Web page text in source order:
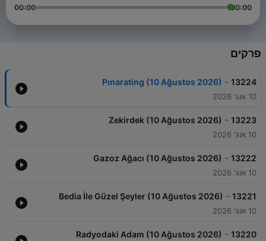
00:00
00:00
פרקים
13224
-
Pınarating (10 Ağustos 2026)
10 אוג' 2026
13223
-
Zekirdek (10 Ağustos 2026)
10 אוג' 2026
13222
-
Gazoz Ağacı (10 Ağustos 2026)
10 אוג' 2026
13221
-
Bedia İle Güzel Şeyler (10 Ağustos 2026)
10 אוג' 2026
13220
-
Radyodaki Adam (10 Ağustos 2026)